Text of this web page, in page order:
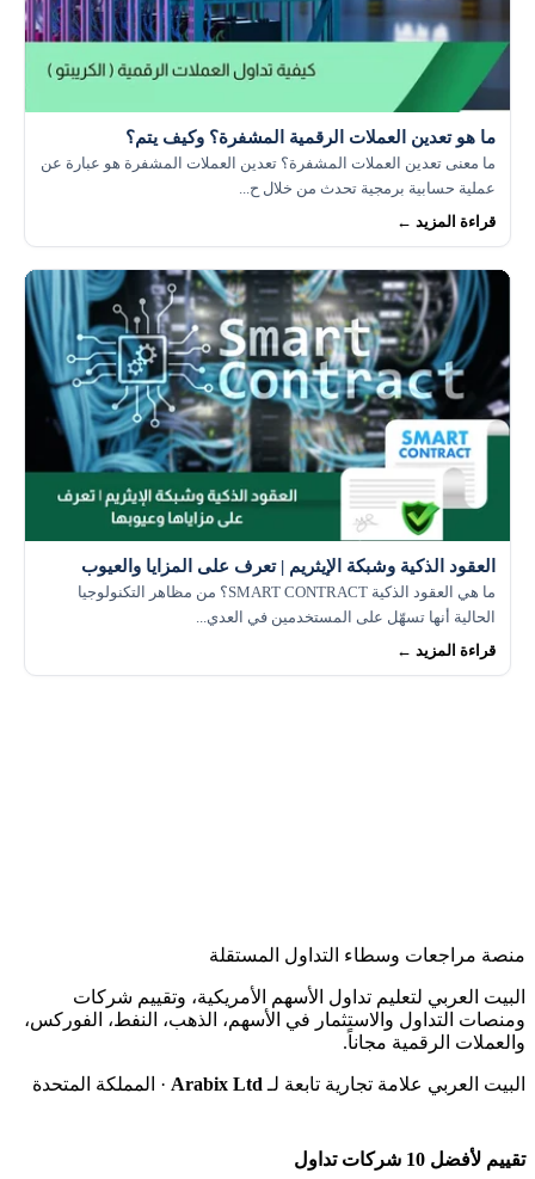
ما هو تعدين العملات الرقمية المشفرة؟ وكيف يتم؟
ما معنى تعدين العملات المشفرة؟ تعدين العملات المشفرة هو عبارة عن
عملية حسابية برمجية تحدث من خلال ح...
قراءة المزيد ←
العقود الذكية وشبكة الإيثريم | تعرف على المزايا والعيوب
ما هي العقود الذكية SMART CONTRACT؟ من مظاهر التكنولوجيا
الحالية أنها تسهّل على المستخدمين في العدي...
قراءة المزيد ←
منصة مراجعات وسطاء التداول المستقلة
البيت العربي لتعليم تداول الأسهم الأمريكية، وتقييم شركات
ومنصات التداول والاستثمار في الأسهم، الذهب، النفط، الفوركس،
والعملات الرقمية مجاناً.
البيت العربي علامة تجارية تابعة لـ Arabix Ltd · المملكة المتحدة
تقييم لأفضل 10 شركات تداول